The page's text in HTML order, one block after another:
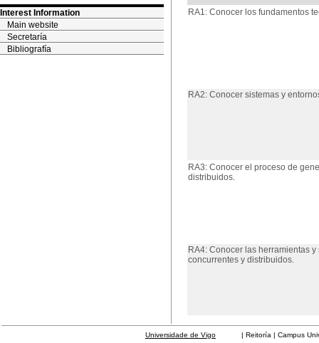
Interest Information
Main website
Secretaría
Bibliografía
RA1: Conocer los fundamentos
RA2: Conocer sistemas y
RA3: Conocer el proceso de
distribuidos.
RA4: Conocer las herramientas
concurrentes y distribuidos.
Universidade de Vigo | Reitoría | Campus